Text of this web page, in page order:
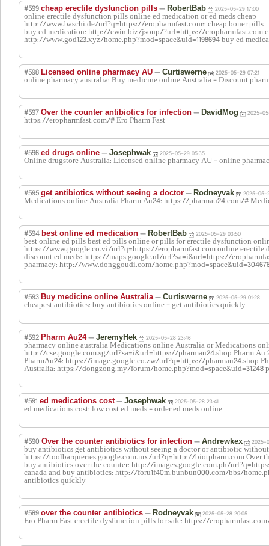
#599 cheap erectile dysfunction pills — RobertBab 2025-05-29 17:00
online erectile dysfunction pills online ed medication or ed meds cheap
http://www.baschi.de/url?q=https://eropharmfast.com:: cheap boner pills
buy ed medication: http://ewin.biz/jsonp/?url=https://eropharmfast.com
http://www.god123.xyz/home.php?mod=space&uid=1198694 buy ed
#598 Licensed online pharmacy AU — Curtiswerne 2025-05-29 07:21
online pharmacy australia: Buy medicine online Australia - Discount
#597 Over the counter antibiotics for infection — DavidMog 2025-
https://eropharmfast.com/# Ero Pharm Fast
#596 ed drugs online — Josephwak 2025-05-29 05:35
Online drugstore Australia: Licensed online pharmacy AU - online
#595 get antibiotics without seeing a doctor — Rodneyvak 2025-05-
Medications online Australia Pharm Au24: https://pharmau24.com/#
#594 best online ed medication — RobertBab 2025-05-29 03:50
best online ed pills best ed pills online or pills for erectile dysfunction
https://www.google.co.vi/url?q=https://eropharmfast.com online erectile
discount ed meds: https://maps.google.nl/url?sa=i&url=https://
pharmacy: http://www.donggoudi.com/
#593 Buy medicine online Australia— Curtiswerne 2025-05-29 01:28
cheapest antibiotics: buy antibiotics online - get antibiotics quickly
#592 Pharm Au24— JeremyHek 2025-05-28 23:46
pharmacy online australia Medications online Australia or Medications
http://cse.google.com.sg/url?sa=i&url=https://pharmau24.shop Pharm Au
PharmAu24: https://image.google.co.zw/url?q=https://pharmau24.shop
Australia: https://dongzong.my/forum/home.php?mod=space&uid=31248
#591 ed medications cost— Josephwak 2025-05-28 23:41
ed medications cost: low cost ed meds - order ed meds online
#590 Over the counter antibiotics for infection — Andrewkex 2025-
buy antibiotics get antibiotics without seeing a doctor or antibiotic
https://toolbarqueries.google.com.mx/url?q=http://biotpharm.com Over
buy antibiotics over the counter: http://images.google.com.ph/
canada and buy antibiotics: http://foru1f40m.bunbun000.com/bbs/
antibiotics quickly
#589 over the counter antibiotics — Rodneyvak 2025-05-28 20:05
Ero Pharm Fast erectile dysfunction pills for sale: https://